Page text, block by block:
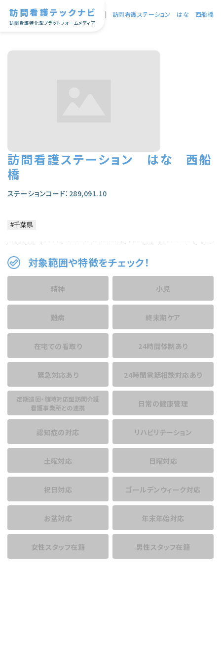
訪問看護テックナビ
訪問看護特化型プラットフォームメディア
TOP | 訪問看護ステーション はな 西船橋
訪問看護ステーション はな 西船
橋
ステーションコード：289,091.10
対象範囲や特徴をチェック！
精神 小児
難病 終末期ケア
在宅での看取り 24時間体制あり
緊急対応あり 24時間電話相談対応あり
定期巡回・随時対応型訪問介護
看護事業所との連携
日常の健康管理
認知症の対応 リハビリテーション
土曜対応 日曜対応
祝日対応 ゴールデンウィーク対応
お盆対応 年末年始対応
女性スタッフ在籍 男性スタッフ在籍